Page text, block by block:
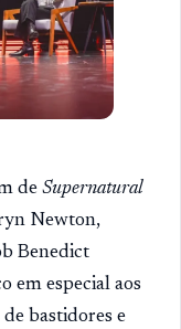
de Supernatural
Newton,
Benedict
em especial aos
bastidores e